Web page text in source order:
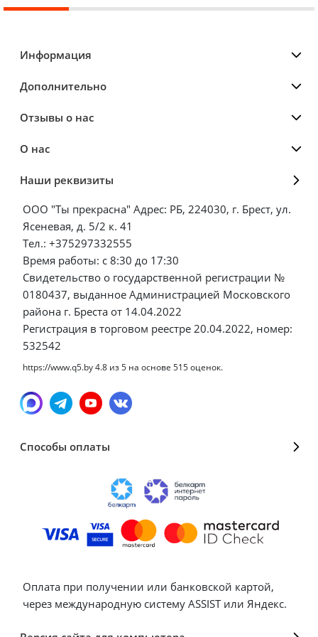
Информация
Дополнительно
Отзывы о нас
О нас
Наши реквизиты
ООО "Ты прекрасна" Адрес: РБ, 224030, г. Брест, ул.
Ясеневая, д. 5/2 к. 41
Тел.: +375297332555
Время работы: с 8:30 до 17:30
Свидетельство о государственной регистрации №
0180437, выданное Администрацией Московского
района г. Бреста от 14.04.2022
Регистрация в торговом реестре 20.04.2022, номер:
532542
https://www.q5.by4.8 из5 на основе 515оценок.
Способы оплаты
Оплата при получении или банковской картой,
через международную систему ASSIST или Яндекс.